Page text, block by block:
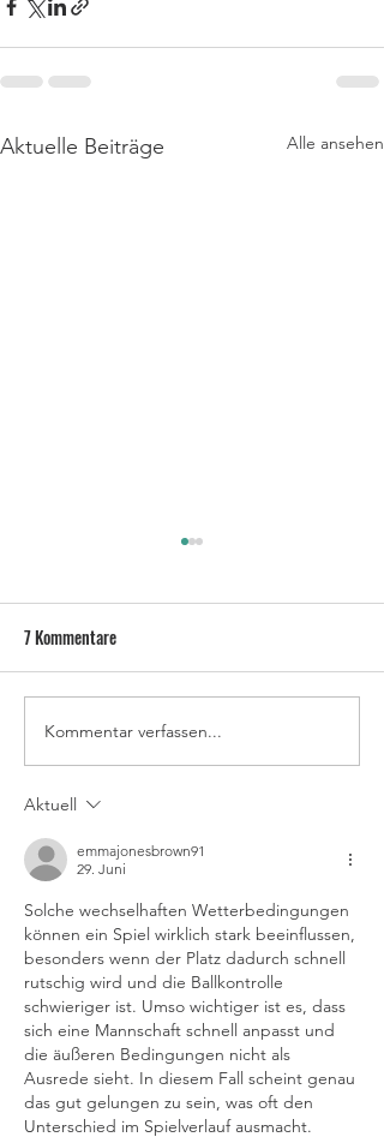
Aktuelle Beiträge Alle ansehen
⚽️ Die Tinte ist trocken – der
neue Trainerstab steht fest! ⚽️
7 Kommentare
Kommentar verfassen...
Aktuell
emmajonesbrown91
29. Juni
Solche wechselhaften Wetterbedingungen
können ein Spiel wirklich stark beeinflussen,
besonders wenn der Platz dadurch schnell
rutschig wird und die Ballkontrolle
schwieriger ist. Umso wichtiger ist es, dass
sich eine Mannschaft schnell anpasst und
die äußeren Bedingungen nicht als
Ausrede sieht. In diesem Fall scheint genau
das gut gelungen zu sein, was oft den
Unterschied im Spielverlauf ausmacht.